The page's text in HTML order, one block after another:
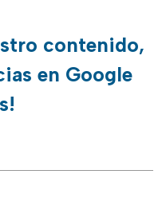
contenido,
en Google